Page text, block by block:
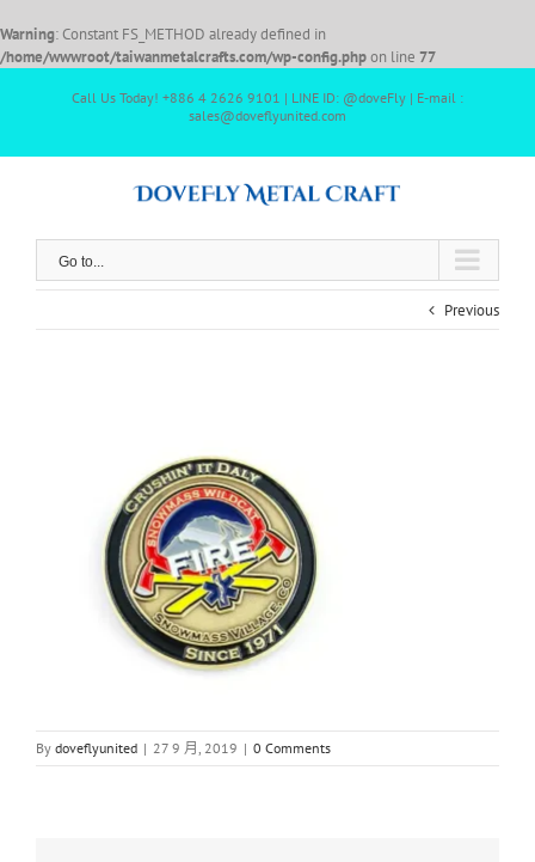
Warning: Constant FS_METHOD already defined in
/home/wwwroot/taiwanmetalcrafts.com/wp-config.phpon line 77
Call Us Today! +886 4 2626 9101 | LINE ID: @doveFly | E-mail :
sales@doveflyunited.com
Go to...
Previous
By doveflyunited | 27 9 月, 2019 | 0 Comments